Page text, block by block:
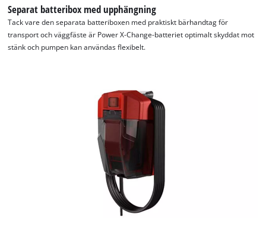
We need your consent to load the
Google Maps service!
Separat batteribox med upphängning
Tack vare den separata batteriboxen med praktiskt bärhandtag för
transport och väggfäste är Power X-Change-batteriet optimalt skyddat mot
stänk och pumpen kan användas flexibelt.